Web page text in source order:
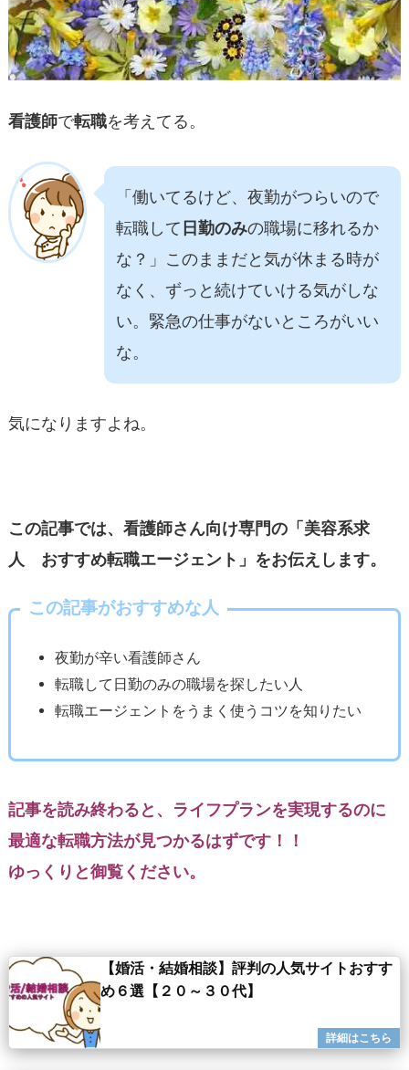
看護師で転職を考えてる。
「働いてるけど、夜勤がつらいので
転職して 日勤のみの職場に移れるか
な？」このままだと気が休まる時が
なく、ずっと続けていける気がしな
い。緊急の仕事がないところがいい
な。
気になりますよね。
この記事では、看護師さん向け専門の「美容系求
人 おすすめ転職エージェント」をお伝えします。
この記事がおすすめな人
夜勤が辛い看護師さん
転職して日勤のみの職場を探したい人
転職エージェントをうまく使うコツを知りたい
記事を読み終わると、ライフプランを実現するのに
最適な転職方法が見つかるはずです！！
ゆっくりと御覧ください。
【婚活・結婚相談】評判の人気サイトおすす
め６選【２０～３０代】